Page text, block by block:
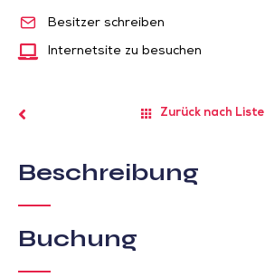
Besitzer schreiben
Internetsite zu besuchen
Zurück nach Liste
Beschreibung
Buchung